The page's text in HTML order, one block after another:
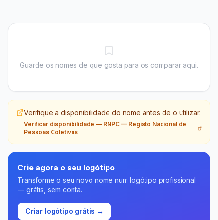
Guarde os nomes de que gosta para os comparar aqui.
Verifique a disponibilidade do nome antes de o utilizar.
Verificar disponibilidade — RNPC — Registo Nacional de
Pessoas Coletivas
Crie agora o seu logótipo
Transforme o seu novo nome num logótipo profissional
— grátis, sem conta.
Criar logótipo grátis →